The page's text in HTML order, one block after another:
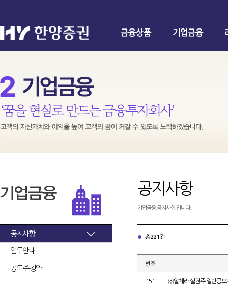
금융상품 기업금융
공지사항
업무안내
공모주 청약
공지사항
기업금융 공지사항 입니다.
총 221건
번호
151 ㈜알체라 실권주 일반공모